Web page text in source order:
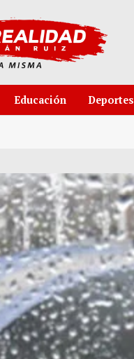
11 Ago
Educación Deportes